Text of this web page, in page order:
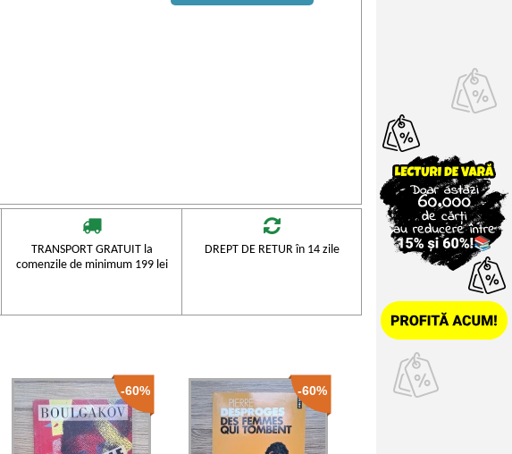
TRANSPORT GRATUIT la
comenzile de minimum 199 lei
DREPT DE RETUR în 14 zile
-60% -60%